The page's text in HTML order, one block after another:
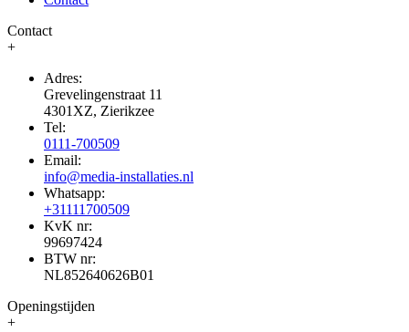
Contact
+
Adres:
Grevelingenstraat 11
4301XZ, Zierikzee
Tel:
0111-700509
Email:
info@media-installaties.nl
Whatsapp:
+31111700509
KvK nr:
99697424
BTW nr:
NL852640626B01
Openingstijden
+